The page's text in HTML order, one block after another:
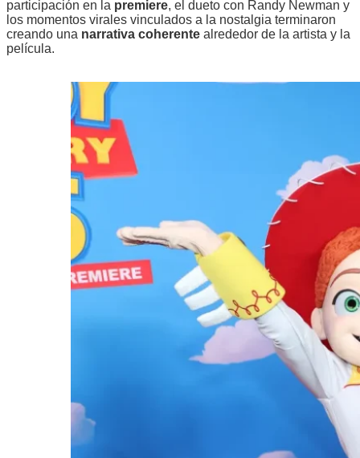
participación en la premiere, el dueto con Randy Newman y
los momentos virales vinculados a la nostalgia terminaron
creando una narrativa coherente alrededor de la artista y la
película.